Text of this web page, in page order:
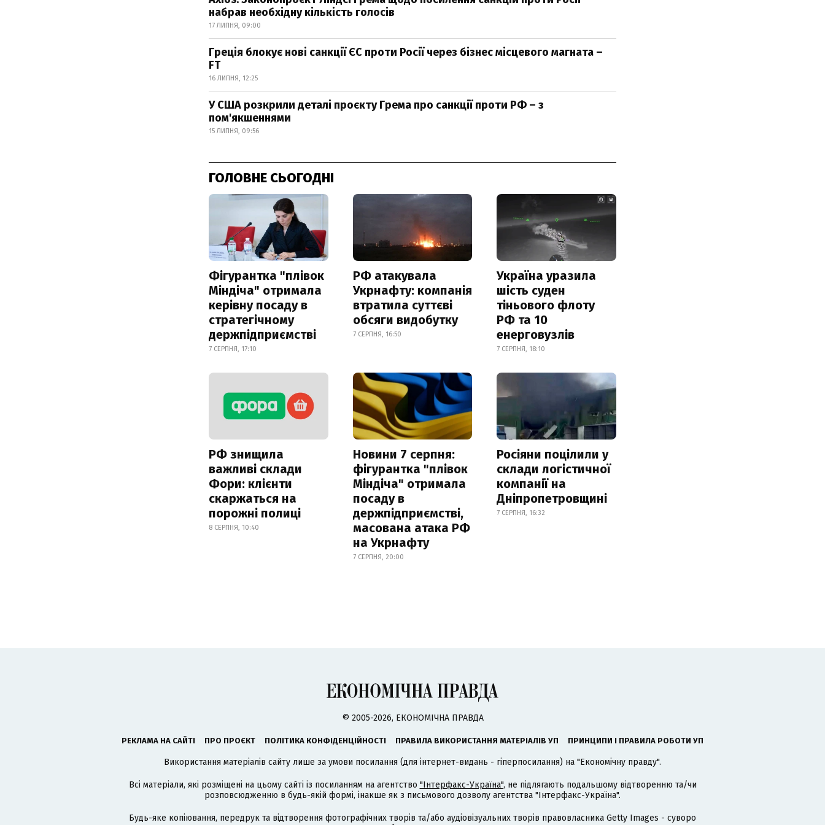
набрав необхідну кількість голосів
17 ЛИПНЯ, 09:00
Греція блокує нові санкції ЄС проти Росії через бізнес місцевого магната –
FT
16 ЛИПНЯ, 12:25
У США розкрили деталі проєкту Грема про санкції проти РФ – з
пом'якшеннями
15 ЛИПНЯ, 09:56
ГОЛОВНЕ СЬОГОДНІ
Фігурантка "плівок
Міндіча" отримала
керівну посаду в
стратегічному
держпідприємстві
7 СЕРПНЯ, 17:10
РФ атакувала
Укрнафту: компанія
втратила суттєві
обсяги видобутку
7 СЕРПНЯ, 16:50
Україна уразила
шість суден
тіньового флоту
РФ та 10
енерговузлів
7 СЕРПНЯ, 18:10
РФ знищила
важливі склади
Фори: клієнти
скаржаться на
порожні полиці
8 СЕРПНЯ, 10:40
Новини 7 серпня:
фігурантка "плівок
Міндіча" отримала
посаду в
держпідприємстві,
масована атака РФ
на Укрнафту
7 СЕРПНЯ, 20:00
Росіяни поцілили у
склади логістичної
компанії на
Дніпропетровщині
7 СЕРПНЯ, 16:32
© 2005-2026, ЕКОНОМІЧНА ПРАВДА
РЕКЛАМА НА САЙТІ ПРО ПРОЄКТ ПОЛІТИКА КОНФІДЕНЦІЙНОСТІ ПРАВИЛА ВИКОРИСТАННЯ МАТЕРІАЛІВ УП ПРИНЦИПИ І ПРАВИЛА РОБОТИ УП
Використання матеріалів сайту лише за умови посилання (для інтернет-видань - гіперпосилання) на "Економічну правду".
Всі матеріали, які розміщені на цьому сайті із посиланням на агентство "Інтерфакс-Україна", не підлягають подальшому відтворенню та/чи
розповсюдженню в будь-якій формі, інакше як з письмового дозволу агентства "Інтерфакс-Україна".
Будь-яке копіювання, передрук та відтворення фотографічних творів та/або аудіовізуальних творів правовласника Getty Images - суворо